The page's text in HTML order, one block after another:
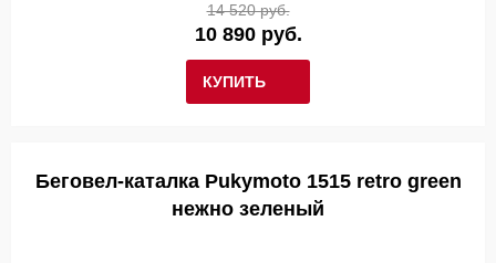
КУПИТЬ
14 520 руб.
10 890 руб.
Беговел-каталка Pukymoto 1515 retro green
нежно зеленый